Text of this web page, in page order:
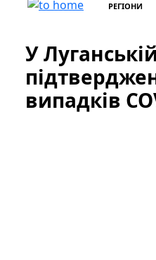
РЕГІОНИ
У
випадків